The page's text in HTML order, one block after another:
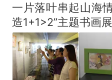
一片落叶串起山海
造1+1>2”主题书画